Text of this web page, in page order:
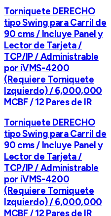
Torniquete DERECHO
tipo Swing para Carril de
90 cms / Incluye Panel y
Lector de Tarjeta /
TCP/IP / Administrable
por iVMS-4200
(Requiere Torniquete
Izquierdo) / 6,000,000
MCBF / 12 Pares de IR
Torniquete DERECHO
tipo Swing para Carril de
90 cms / Incluye Panel y
Lector de Tarjeta /
TCP/IP / Administrable
por iVMS-4200
(Requiere Torniquete
Izquierdo) / 6,000,000
MCBF / 12 Pares de IR